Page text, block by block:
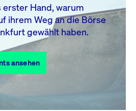
20 21 22
23
27 28
Alle Events
erster Hand, warum
ihrem Weg an die Börse
gewählt haben.
ansehen